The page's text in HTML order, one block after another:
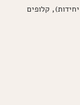
1 ק"ג תפוחי עץ מזן גרני סמית (כ-8 יחידות), קלופים